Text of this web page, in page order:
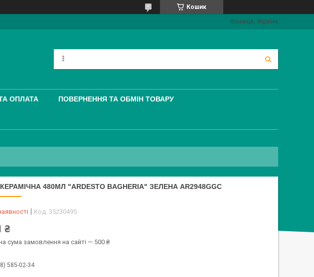
Кошик
Вінниця, Україна
ОПЛАТА ПОВЕРНЕННЯ ТА ОБМІН ТОВАРУ
480МЛ "ARDESTO BAGHERIA" ЗЕЛЕНА AR2948GGC
Код: 35230495
₴
сума замовлення на сайті — 500 ₴
585-02-34